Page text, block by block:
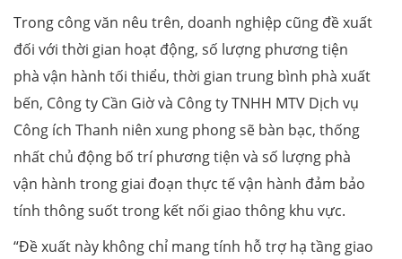
Trong công văn nêu trên, doanh nghiệp cũng đề xuất
đối với thời gian hoạt động, số lượng phương tiện
phà vận hành tối thiểu, thời gian trung bình phà xuất
bến, Công ty Cần Giờ và Công ty TNHH MTV Dịch vụ
Công ích Thanh niên xung phong sẽ bàn bạc, thống
nhất chủ động bố trí phương tiện và số lượng phà
vận hành trong giai đoạn thực tế vận hành đảm bảo
tính thông suốt trong kết nối giao thông khu vực.
“Đề xuất này không chỉ mang tính hỗ trợ hạ tầng giao